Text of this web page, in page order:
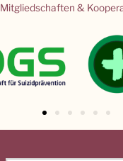
Mitgliedschaften &